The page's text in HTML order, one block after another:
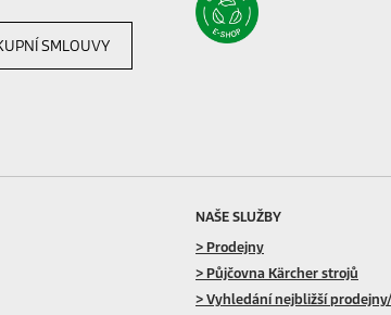
SMLOUVY
NAŠE SLUŽBY
> Prodejny
> Půjčovna Kärcher strojů
> Vyhledání nejbližší